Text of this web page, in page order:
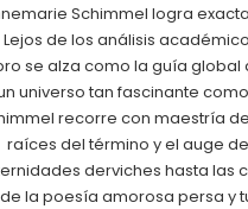
Schimmel logra
Lejos de los análisis
se alza como la guía global
universo tan fascinante
recorre con maestría
raíces del término y el auge
derviches hasta las
de la poesía amorosa persa y